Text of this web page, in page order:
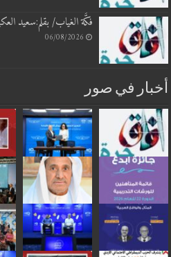
فكَّة الغياب/ بقلم:سعيد
06/08/2026
أخبار في صور